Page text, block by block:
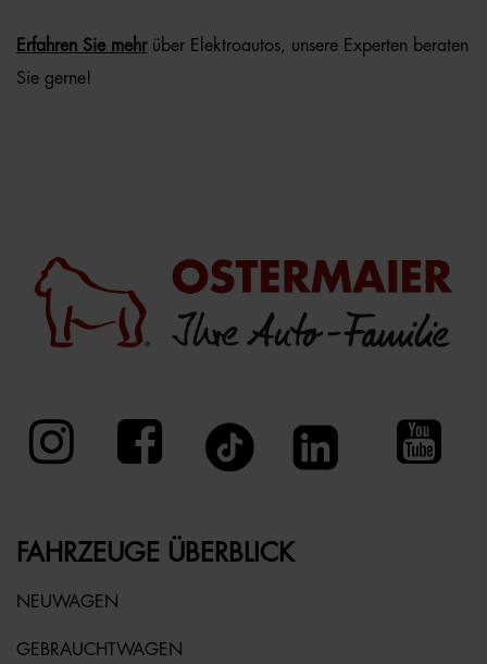
Erfahren Sie mehrüber Elektroautos, unsere Experten beraten
Sie gerne!
FAHRZEUGE ÜBERBLICK
NEUWAGEN
GEBRAUCHTWAGEN